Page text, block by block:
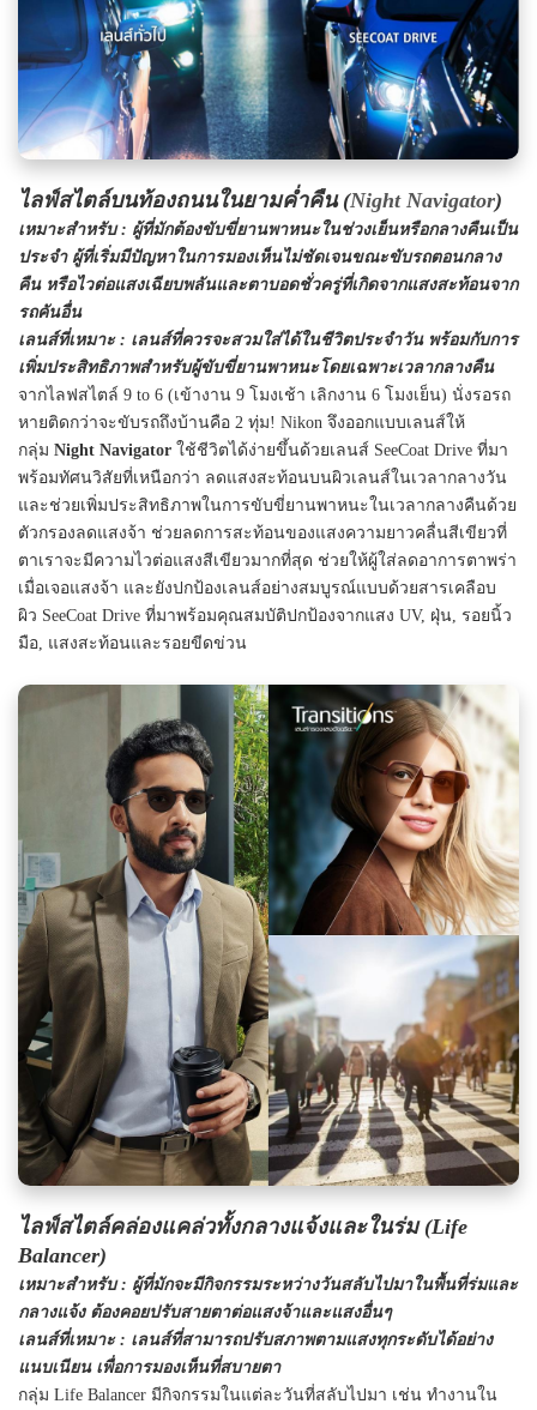
ไลฟ์สไตล์บนท้องถนนในยามค่ำคืน (Night Navigator)
เหมาะสำหรับ: ผู้ที่มักต้องขับขี่ยานพาหนะในช่วงเย็นหรือกลางคืนเป็น
ประจำ ผู้ที่เริ่มมีปัญหาในการมองเห็นไม่ชัดเจนขณะขับรถตอนกลาง
คืน หรือไวต่อแสงเฉียบพลันและตาบอดชั่วครู่ที่เกิดจากแสงสะท้อนจาก
รถคันอื่น
เลนส์ที่เหมาะ: เลนส์ที่ควรจะสวมใส่ได้ในชีวิตประจำวัน พร้อมกับการ
เพิ่มประสิทธิภาพสำหรับผู้ขับขี่ยานพาหนะโดยเฉพาะเวลากลางคืน
จากไลฟสไตล์ 9 to 6 (เข้างาน 9 โมงเช้า เลิกงาน 6 โมงเย็น) นั่งรอรถ
หายติดกว่าจะขับรถถึงบ้านคือ 2 ทุ่ม! Nikon จึงออกแบบเลนส์ให้
กลุ่ม Night Navigator ใช้ชีวิตได้ง่ายขึ้นด้วยเลนส์ SeeCoat Drive ที่มา
พร้อมทัศนวิสัยที่เหนือกว่า ลดแสงสะท้อนบนผิวเลนส์ในเวลากลางวัน
และช่วยเพิ่มประสิทธิภาพในการขับขี่ยานพาหนะในเวลากลางคืนด้วย
ตัวกรองลดแสงจ้า ช่วยลดการสะท้อนของแสงความยาวคลื่นสีเขียวที่
ตาเราจะมีความไวต่อแสงสีเขียวมากที่สุด ช่วยให้ผู้ใส่ลดอาการตาพร่า
เมื่อเจอแสงจ้า และยังปกป้องเลนส์อย่างสมบูรณ์แบบด้วยสารเคลือบ
ผิว SeeCoat Drive ที่มาพร้อมคุณสมบัติปกป้องจากแสง UV, ฝุ่น, รอยนิ้ว
มือ, แสงสะท้อนและรอยขีดข่วน
ไลฟ์สไตล์คล่องแคล่วทั้งกลางแจ้งและในร่ม (Life
Balancer)
เหมาะสำหรับ: ผู้ที่มักจะมีกิจกรรมระหว่างวันสลับไปมาในพื้นที่ร่มและ
กลางแจ้ง ต้องคอยปรับสายตาต่อแสงจ้าและแสงอื่นๆ
เลนส์ที่เหมาะ: เลนส์ที่สามารถปรับสภาพตามแสงทุกระดับได้อย่าง
แนบเนียน เพื่อการมองเห็นที่สบายตา
กลุ่ม Life Balancer มีกิจกรรมในแต่ละวันที่สลับไปมา เช่น ทำงานใน